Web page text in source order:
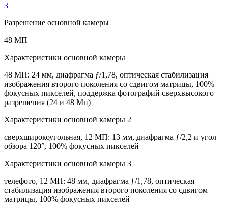
3
Разрешение основной камеры
48 МП
Характеристики основной камеры
48 МП: 24 мм, диафрагма ƒ/1,78, оптическая стабилизация
изображения второго поколения со сдвигом матрицы, 100%
фокусных пикселей, поддержка фотографий сверхвысокого
разрешения (24 и 48 Мп)
Характеристики основной камеры 2
сверхширокоугольная, 12 МП: 13 мм, диафрагма ƒ/2,2 и угол
обзора 120°, 100% фокусных пикселей
Характеристики основной камеры 3
телефото, 12 МП: 48 мм, диафрагма ƒ/1,78, оптическая
стабилизация изображения второго поколения со сдвигом
матрицы, 100% фокусных пикселей